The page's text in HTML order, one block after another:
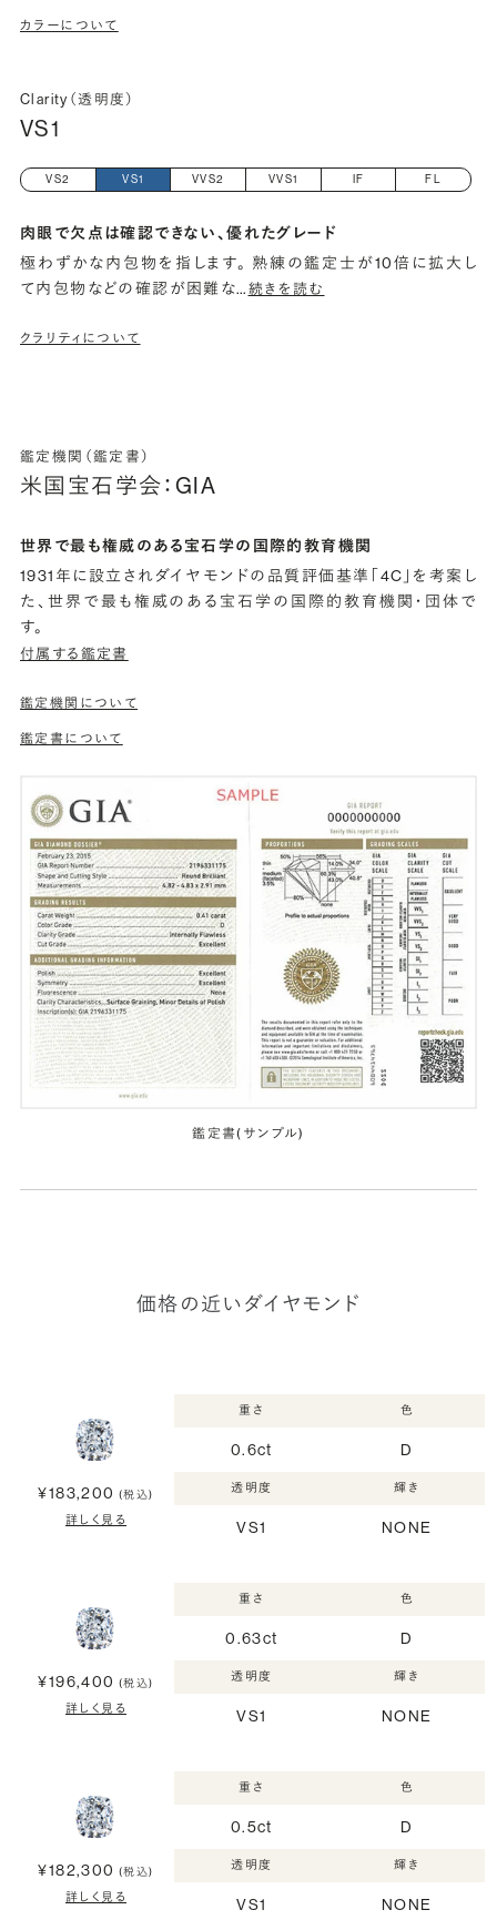
カラーについて
Clarity（透明度）
VS1
VS2 VS1 VVS2 VVS1 IF FL
肉眼で欠点は確認できない、優れたグレード
極わずかな内包物を指します。 熟練の鑑定士が10倍に拡大し
て内包物などの確認が困難な… 続きを読む
クラリティについて
鑑定機関（鑑定書）
米国宝石学会：GIA
世界で最も権威のある宝石学の国際的教育機関
1931年に設立されダイヤモンドの品質評価基準「4C」を考案し
た、世界で最も権威のある宝石学の国際的教育機関・団体で
す。
付属する鑑定書
鑑定機関について
鑑定書について
鑑定書(サンプル)
価格の近いダイヤモンド
¥183,200 (税込)
詳しく見る
重さ
0.6ct
色
D
透明度
VS1
輝き
NONE
¥196,400 (税込)
詳しく見る
重さ
0.63ct
色
D
透明度
VS1
輝き
NONE
¥182,300 (税込)
詳しく見る
重さ
0.5ct
色
D
透明度
VS1
輝き
NONE